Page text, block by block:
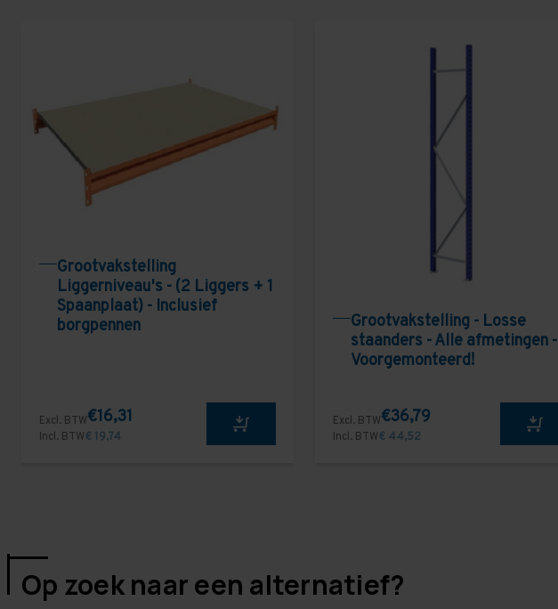
Grootvakstelling
Liggerniveau's - (2 Liggers + 1
Spaanplaat) - Inclusief
borgpennen
Excl. BTW€16,31
Incl. BTW€ 19,74
Grootvakstelling - Losse
staanders - Alle afmetingen -
Voorgemonteerd!
Excl. BTW€36,79
Incl. BTW€ 44,52
Op zoek naar een alternatief?